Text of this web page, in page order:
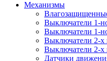
Механизмы
Выключатели 1-
Выключатели 1-
Выключатели 2-
Выключатели 2-х
Датчики